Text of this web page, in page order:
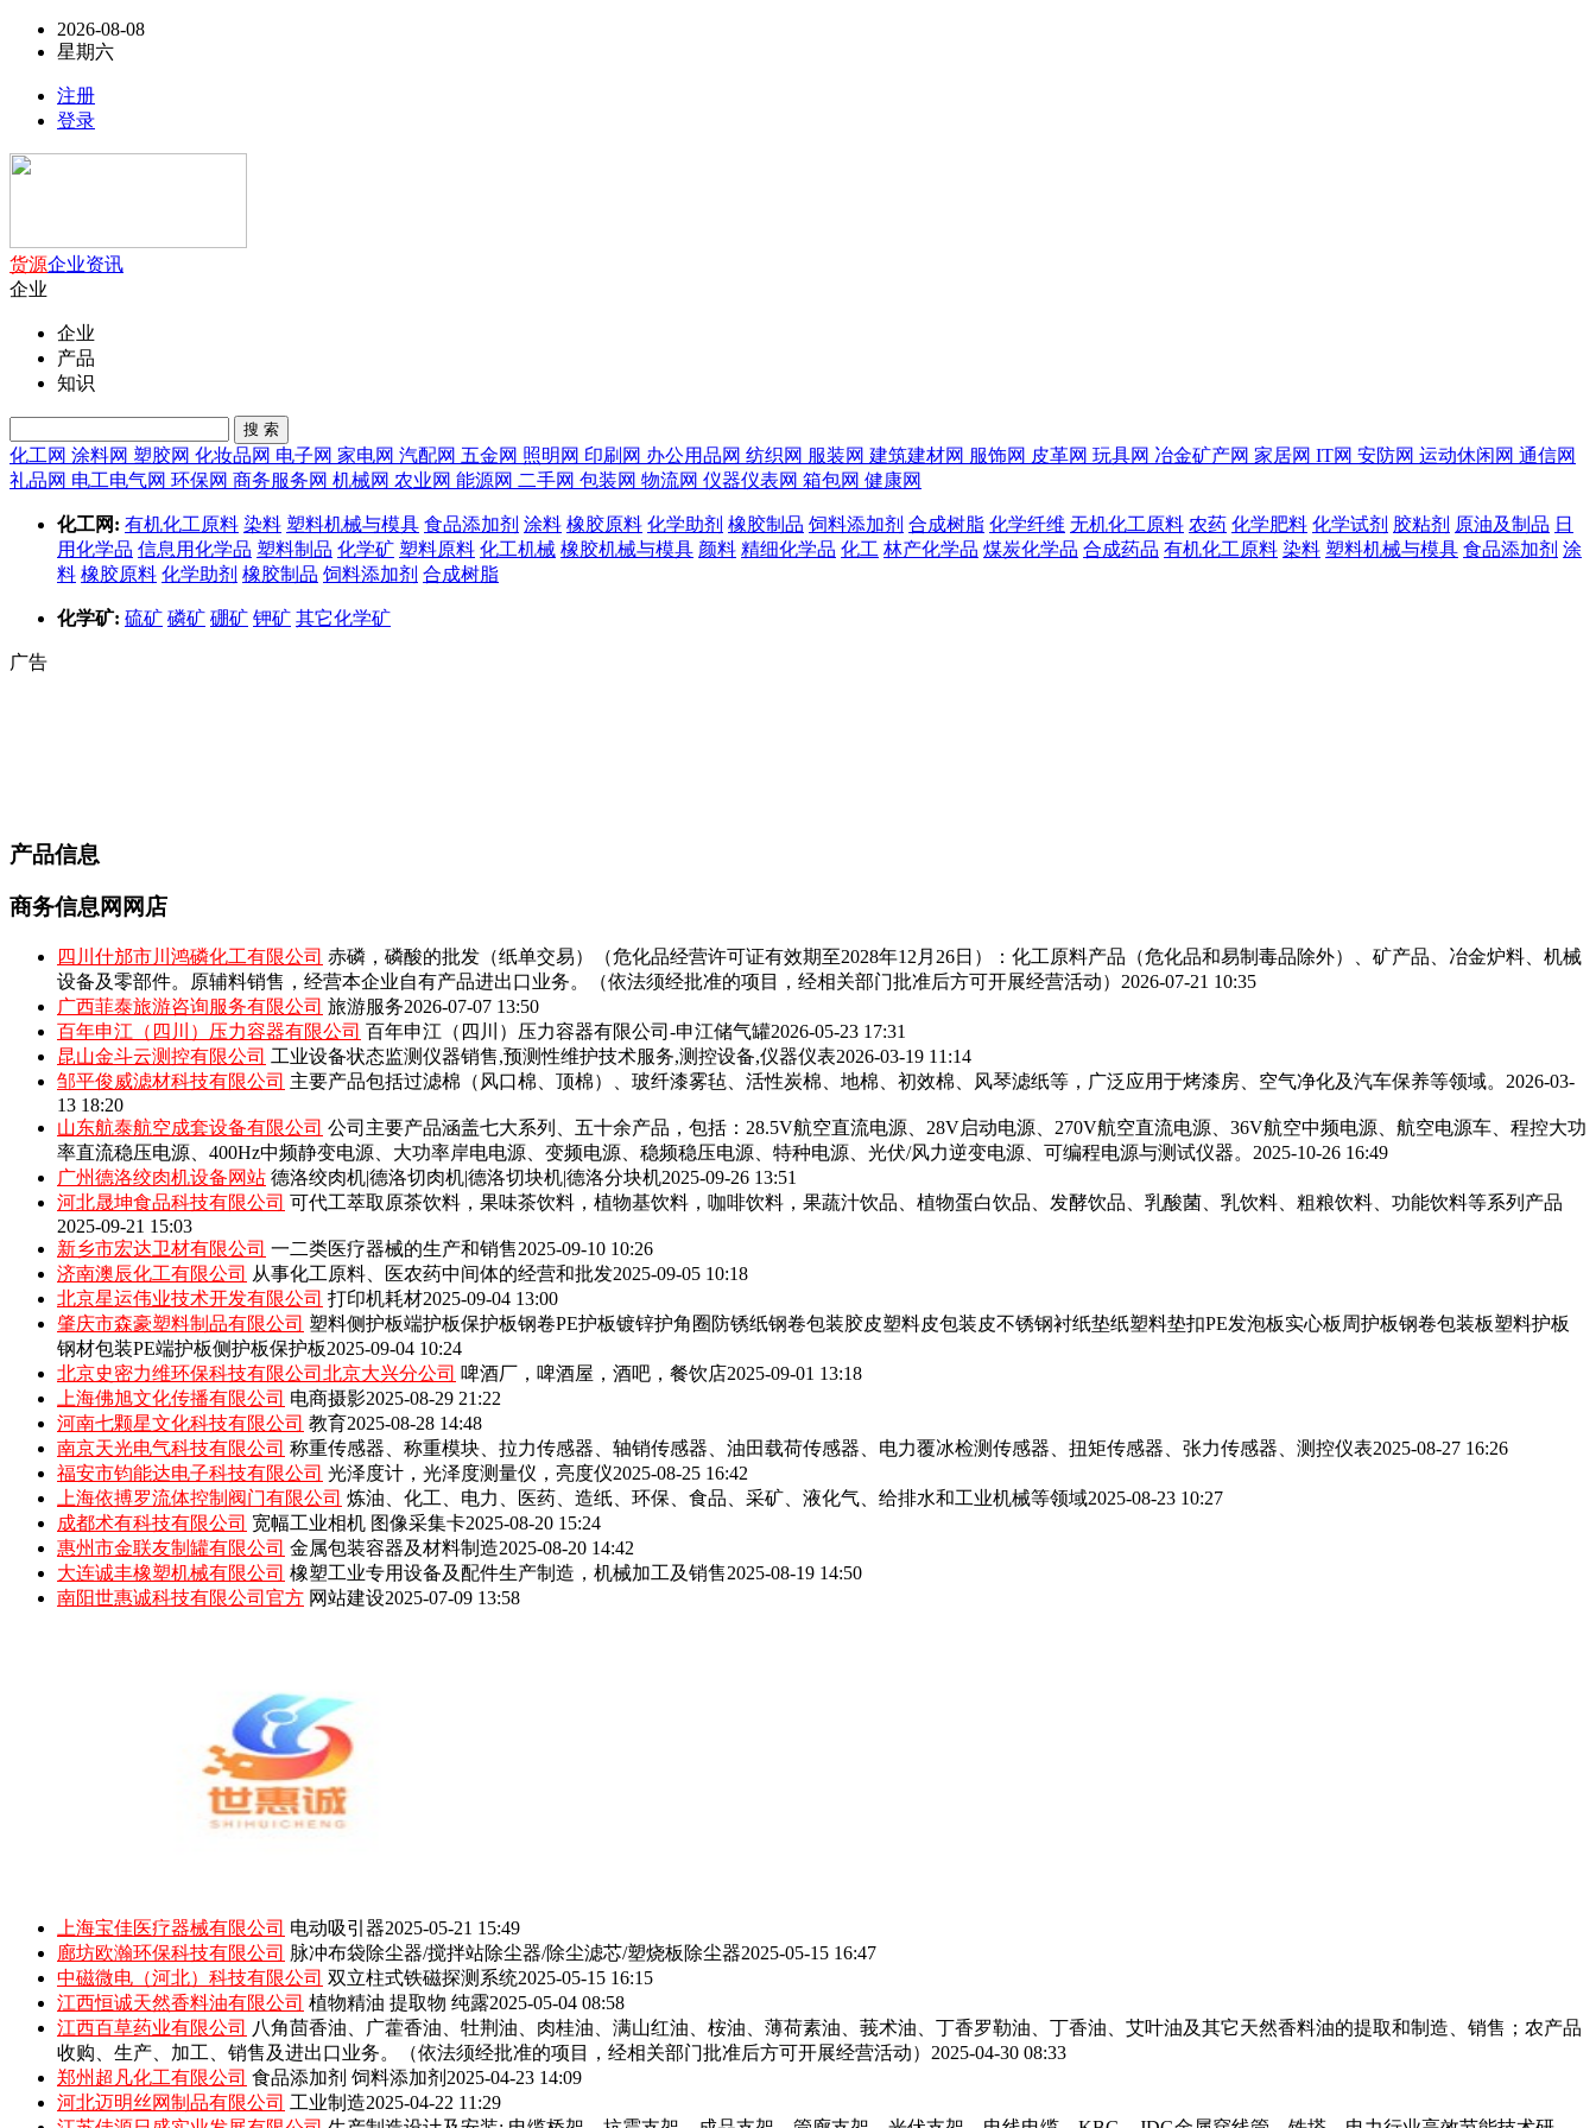
2026-08-08
星期六
注册
登录
货源企业资讯
企业
企业
产品
知识
搜 索
化工网 涂料网 塑胶网 化妆品网 电子网 家电网 汽配网 五金网 照明网 印刷网 办公用品网 纺织网 服装网 建筑建材网 服饰网 皮革网 玩具网 冶金矿产网 家居网 IT网 安防网 运动休闲网 通信网
礼品网 电工电气网 环保网 商务服务网 机械网 农业网 能源网 二手网 包装网 物流网 仪器仪表网 箱包网 健康网
化工网: 有机化工原料 染料 塑料机械与模具 食品添加剂 涂料 橡胶原料 化学助剂 橡胶制品 饲料添加剂 合成树脂 化学纤维 无机化工原料 农药 化学肥料 化学试剂 胶粘剂 原油及制品 日
用化学品 信息用化学品 塑料制品 化学矿 塑料原料 化工机械 橡胶机械与模具 颜料 精细化学品 化工 林产化学品 煤炭化学品 合成药品 有机化工原料 染料 塑料机械与模具 食品添加剂 涂
料 橡胶原料 化学助剂 橡胶制品 饲料添加剂 合成树脂
化学矿: 硫矿 磷矿 硼矿 钾矿 其它化学矿
广告
产品信息
商务信息网网店
四川什邡市川鸿磷化工有限公司 赤磷，磷酸的批发（纸单交易）（危化品经营许可证有效期至2028年12月26日）：化工原料产品（危化品和易制毒品除外）、矿产品、冶金炉料、机械
设备及零部件。原辅料销售，经营本企业自有产品进出口业务。（依法须经批准的项目，经相关部门批准后方可开展经营活动） 2026-07-21 10:35
广西菲泰旅游咨询服务有限公司 旅游服务2026-07-07 13:50
百年申江（四川）压力容器有限公司 百年申江（四川）压力容器有限公司-申江储气罐2026-05-23 17:31
昆山金斗云测控有限公司 工业设备状态监测仪器销售,预测性维护技术服务,测控设备,仪器仪表2026-03-19 11:14
邹平俊威滤材科技有限公司 主要产品包括‌过滤棉（风口棉、顶棉）、玻纤漆雾毡、活性炭棉、地棉、初效棉、风琴滤纸‌等，广泛应用于烤漆房、空气净化及汽车保养等领域。‌‌ 2026-03-
13 18:20
山东航泰航空成套设备有限公司 公司主要产品涵盖七大系列、五十余产品，包括：28.5V航空直流电源、28V启动电源、270V航空直流电源、36V航空中频电源、航空电源车、程控大功
率直流稳压电源、400Hz中频静变电源、大功率岸电电源、变频电源、稳频稳压电源、特种电源、光伏/风力逆变电源、可编程电源与测试仪器。 2025-10-26 16:49
广州德洛绞肉机设备网站 德洛绞肉机|德洛切肉机|德洛切块机|德洛分块机2025-09-26 13:51
河北晟坤食品科技有限公司 可代工萃取原茶饮料，果味茶饮料，植物基饮料，咖啡饮料，果蔬汁饮品、植物蛋白饮品、发酵饮品、乳酸菌、乳饮料、粗粮饮料、功能饮料等系列产品
2025-09-21 15:03
新乡市宏达卫材有限公司 一二类医疗器械的生产和销售2025-09-10 10:26
济南澳辰化工有限公司 从事化工原料、医农药中间体的经营和批发2025-09-05 10:18
北京星运伟业技术开发有限公司 打印机耗材2025-09-04 13:00
肇庆市森豪塑料制品有限公司 塑料侧护板端护板保护板钢卷PE护板镀锌护角圈防锈纸钢卷包装胶皮塑料皮包装皮不锈钢衬纸垫纸塑料垫扣PE发泡板实心板周护板钢卷包装板塑料护板
钢材包装PE端护板侧护板保护板2025-09-04 10:24
北京史密力维环保科技有限公司北京大兴分公司 啤酒厂，啤酒屋，酒吧，餐饮店2025-09-01 13:18
上海佛旭文化传播有限公司 电商摄影2025-08-29 21:22
河南七颗星文化科技有限公司 教育2025-08-28 14:48
南京天光电气科技有限公司 称重传感器、称重模块、拉力传感器、轴销传感器、油田载荷传感器、电力覆冰检测传感器、扭矩传感器、张力传感器、测控仪表2025-08-27 16:26
福安市钧能达电子科技有限公司 光泽度计，光泽度测量仪，亮度仪2025-08-25 16:42
上海依搏罗流体控制阀门有限公司 炼油、化工、电力、医药、造纸、环保、食品、采矿、液化气、给排水和工业机械等领域2025-08-23 10:27
成都术有科技有限公司 宽幅工业相机 图像采集卡2025-08-20 15:24
惠州市金联友制罐有限公司 金属包装容器及材料制造2025-08-20 14:42
大连诚丰橡塑机械有限公司 橡塑工业专用设备及配件生产制造，机械加工及销售2025-08-19 14:50
南阳世惠诚科技有限公司官方 网站建设2025-07-09 13:58
上海宝佳医疗器械有限公司 电动吸引器2025-05-21 15:49
廊坊欧瀚环保科技有限公司 脉冲布袋除尘器/搅拌站除尘器/除尘滤芯/塑烧板除尘器2025-05-15 16:47
中磁微电（河北）科技有限公司 双立柱式铁磁探测系统2025-05-15 16:15
江西恒诚天然香料油有限公司 植物精油 提取物 纯露2025-05-04 08:58
江西百草药业有限公司
八角茴香油、广藿香油、牡荆油、肉桂油、满山红油、桉油、薄荷素油、莪术油、丁香罗勒油、丁香油、艾叶油及其它天然香料油的提取和制造、销售；农产品
收购、生产、加工、销售及进出口业务。（依法须经批准的项目，经相关部门批准后方可开展经营活动） 2025-04-30 08:33
郑州超凡化工有限公司 食品添加剂 饲料添加剂 2025-04-23 14:09
河北迈明丝网制品有限公司 工业制造2025-04-22 11:29